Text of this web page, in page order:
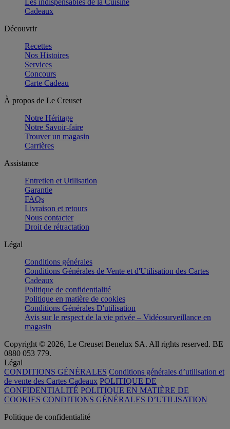
Cadeaux
Découvrir
Recettes
Nos Histoires
Services
Concours
Carte Cadeau
À propos de Le Creuset
Notre Héritage
Notre Savoir-faire
Trouver un magasin
Carrières
Assistance
Entretien et Utilisation
Garantie
FAQs
Livraison et retours
Nous contacter
Droit de rétractation
Légal
Conditions générales
Conditions Générales de Vente et d'Utilisation des Cartes
Cadeaux
Politique de confidentialité
Politique en matière de cookies
Conditions Générales D'utilisation
Avis sur le respect de la vie privée – Vidéosurveillance en
magasin
Copyright © 2026, Le Creuset Benelux SA. All rights reserved. BE
0880 053 779.
Légal
CONDITIONS GÉNÉRALES Conditions générales d’utilisation et
de vente des Cartes Cadeaux POLITIQUE DE
CONFIDENTIALITÉ POLITIQUE EN MATIÈRE DE
COOKIES CONDITIONS GÉNÉRALES D’UTILISATION
Politique de confidentialité